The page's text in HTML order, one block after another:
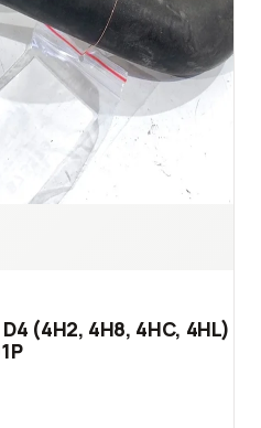
(4H2, 4H8, 4HC, 4HL)